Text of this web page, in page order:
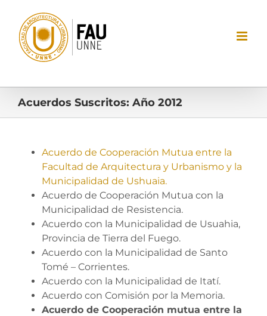
contenido
Acuerdos Suscritos: Año 2012
Acuerdo de Cooperación Mutua entre la
Facultad de Arquitectura y Urbanismo y la
Municipalidad de Ushuaia.
Acuerdo de Cooperación Mutua con la
Municipalidad de Resistencia.
Acuerdo con la Municipalidad de Usuahia,
Provincia de Tierra del Fuego.
Acuerdo con la Municipalidad de Santo
Tomé – Corrientes.
Acuerdo con la Municipalidad de Itatí.
Acuerdo con Comisión por la Memoria.
Acuerdo de Cooperación mutua entre la